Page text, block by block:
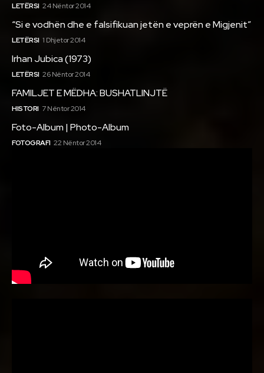
LETËRSI 24 Nëntor 2014
“Si e vodhën dhe e falsifikuan jetën e veprën e Migjenit”
LETËRSI 1 Dhjetor 2014
Irhan Jubica (1973)
LETËRSI 26 Nëntor 2014
FAMILJET E MËDHA: BUSHATLINJTË
HISTORI 7 Nëntor 2014
Foto-Album | Photo-Album
FOTOGRAFI 22 Nëntor 2014